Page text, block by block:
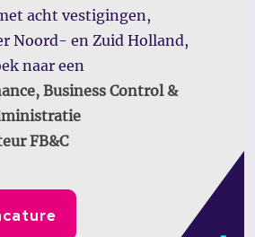
acht vestigingen,
Noord- en Zuid Holland,
naar een
Business Control &
FB&C